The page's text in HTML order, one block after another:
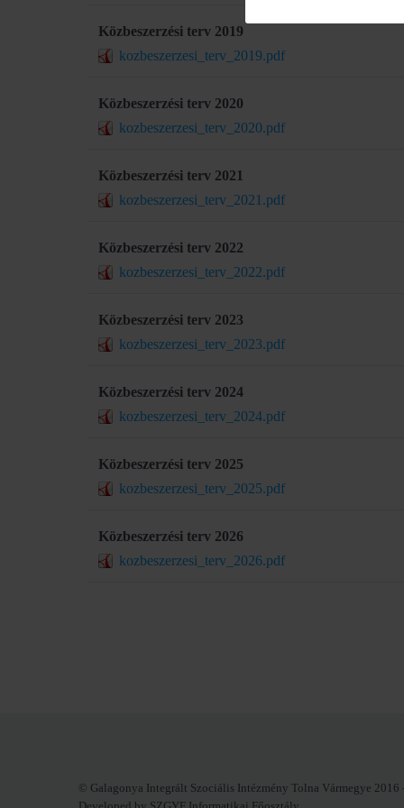
Közbeszerzési terv 2019
kozbeszerzesi_terv_2019.pdf
Közbeszerzési terv 2020
kozbeszerzesi_terv_2020.pdf
Közbeszerzési terv 2021
kozbeszerzesi_terv_2021.pdf
Közbeszerzési terv 2022
kozbeszerzesi_terv_2022.pdf
Közbeszerzési terv 2023
kozbeszerzesi_terv_2023.pdf
Közbeszerzési terv 2024
kozbeszerzesi_terv_2024.pdf
Közbeszerzési terv 2025
kozbeszerzesi_terv_2025.pdf
Közbeszerzési terv 2026
kozbeszerzesi_terv_2026.pdf
© Galagonya Integrált Szociális Intézmény Tolna Vármegye 2016